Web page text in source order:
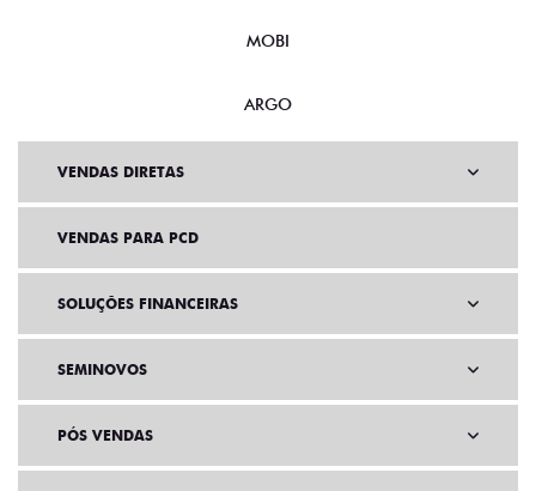
MOBI
ARGO
VENDAS DIRETAS
VENDAS PARA PCD
SOLUÇÕES FINANCEIRAS
SEMINOVOS
PÓS VENDAS